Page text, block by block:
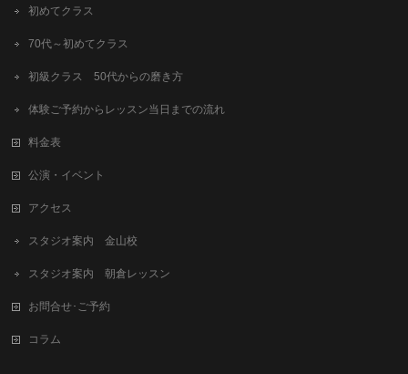
初めてクラス
70代～初めてクラス
初級クラス 50代からの磨き方
体験ご予約からレッスン当日までの流れ
料金表
公演・イベント
アクセス
スタジオ案内 金山校
スタジオ案内 朝倉レッスン
お問合せ･ご予約
コラム